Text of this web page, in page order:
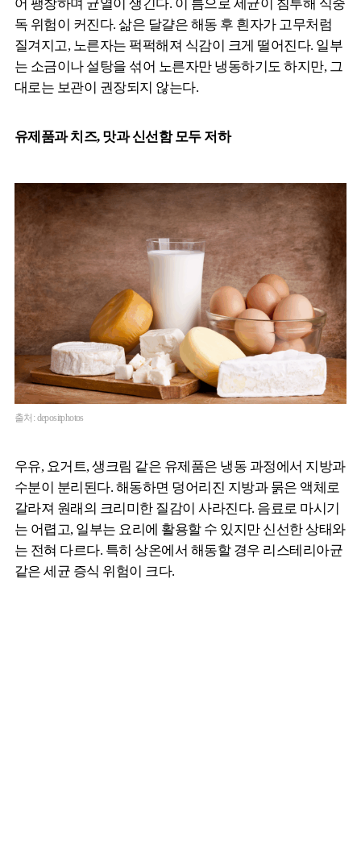
어 팽창하며 균열이 생긴다. 이 틈으로 세균이 침투해 식중
독 위험이 커진다. 삶은 달걀은 해동 후 흰자가 고무처럼
질겨지고, 노른자는 퍽퍽해져 식감이 크게 떨어진다. 일부
는 소금이나 설탕을 섞어 노른자만 냉동하기도 하지만, 그
대로는 보관이 권장되지 않는다.
유제품과 치즈, 맛과 신선함 모두 저하
출처: depositphotos
우유, 요거트, 생크림 같은 유제품은 냉동 과정에서 지방과
수분이 분리된다. 해동하면 덩어리진 지방과 묽은 액체로
갈라져 원래의 크리미한 질감이 사라진다. 음료로 마시기
는 어렵고, 일부는 요리에 활용할 수 있지만 신선한 상태와
는 전혀 다르다. 특히 상온에서 해동할 경우 리스테리아균
같은 세균 증식 위험이 크다.